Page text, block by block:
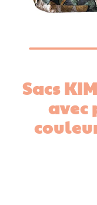
Sacs
avec